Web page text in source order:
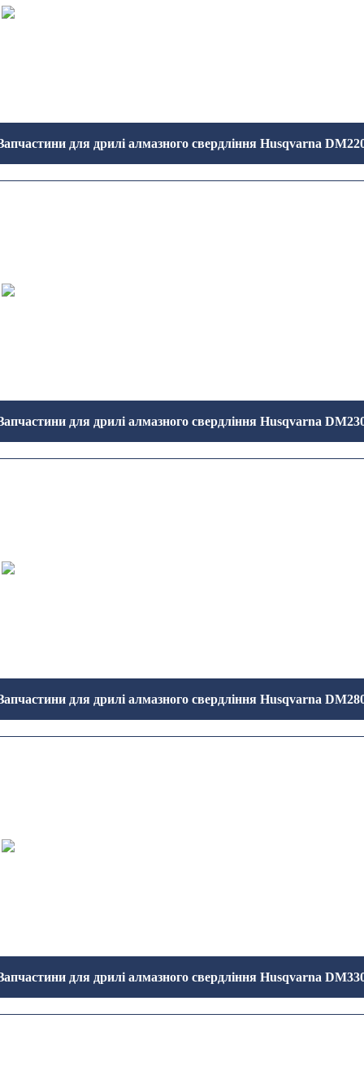
для дрилі алмазного свердління Husqvarna
для дрилі алмазного свердління Husqvarna
для дрилі алмазного свердління Husqvarna
для дрилі алмазного свердління Husqvarna